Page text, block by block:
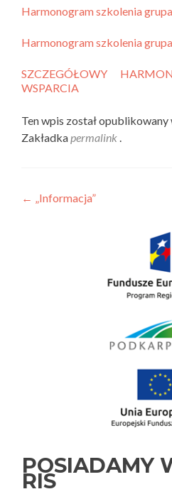
Harmonogram szkolenia
Harmonogram szkolenia
SZCZEGÓŁOWY
WSPARCIA
Ten wpis został opublikowany
Zakładkapermalink .
Nawigacja
← „Informacja”
POSIADAMY
RIS